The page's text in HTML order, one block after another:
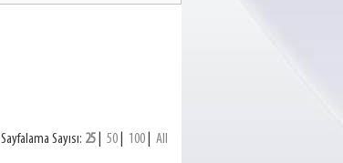
Sayfalama Sayısı: 25 50 100 All